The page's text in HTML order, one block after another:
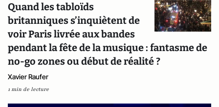
Quand les tabloïds
britanniques s’inquiètent de
voir Paris livrée aux bandes
pendant la fête de la musique : fantasme de
no-go zones ou début de réalité ?
Xavier Raufer
1 min de lecture